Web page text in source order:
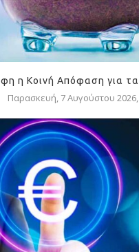
η Κοινή Απόφαση για τα
Παρασκευή, 7 Αυγούστου 2026,